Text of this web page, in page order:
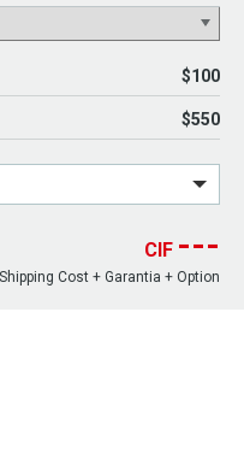
$100
$550
CIF ---
Cost + Garantia + Option